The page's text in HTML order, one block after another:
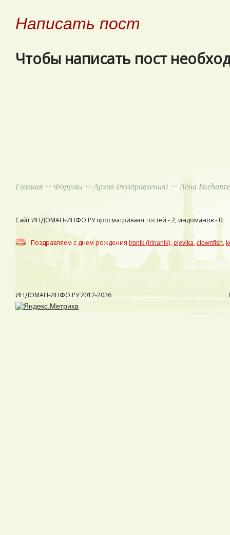
Написать пост
Чтобы написать пост
Главная ↔ Форумы ↔Архив (поздравления) ↔ Лена
Сайт ИНДОМАН-ИНФО.РУ просматривают гостей - 2, индоманов - 0:
Поздравляем с днем рождения IronIk (irinanik), ejevika, clownfish,
ИНДОМАН-ИНФО.РУ2012-2026